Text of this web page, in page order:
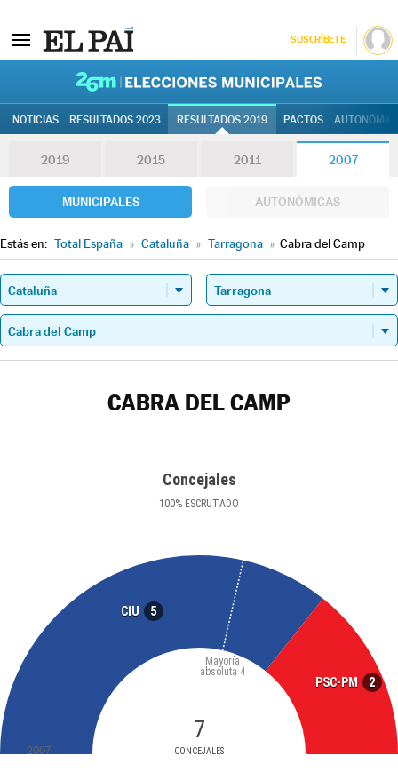
SUSCRÍBETE
NOTICIAS RESULTADOS 2023 RESULTADOS 2019 PACTOS
2019 2015 2011 2007
MUNICIPALES AUTONÓMICAS
Estás en: Total España » Cataluña » Tarragona » Cabra del Camp
CABRA DEL CAMP
Concejales
100% ESCRUTADO
CIU 5
PSC-PM 2
7
CONCEJALES
Mayoría
absoluta 4
2007